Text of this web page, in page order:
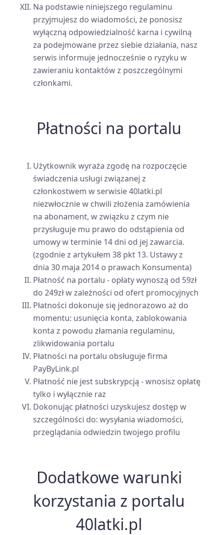
Na podstawie niniejszego regulaminu
przyjmujesz do wiadomości, że ponosisz
wyłączną odpowiedzialność karna i cywilną
za podejmowane przez siebie działania, nasz
serwis informuje jednocześnie o ryzyku w
zawieraniu kontaktów z poszczególnymi
członkami.
Płatności na portalu
Użytkownik wyraża zgodę na rozpoczęcie
świadczenia usługi związanej z
członkostwem w serwisie 40latki.pl
niezwłocznie w chwili złożenia zamówienia
na abonament, w związku z czym nie
przysługuje mu prawo do odstąpienia od
umowy w terminie 14 dni od jej zawarcia.
(zgodnie z artykułem 38 pkt 13. Ustawy z
dnia 30 maja 2014 o prawach Konsumenta)
Płatność na portalu - opłaty wynoszą od 59zł
do 249zł w zależności od ofert promocyjnych
Płatności dokonuje się jednorazowo aż do
momentu: usunięcia konta, zablokowania
konta z powodu złamania regulaminu,
zlikwidowania portalu
Płatności na portalu obsługuje firma
PayByLink.pl
Płatność nie jest subskrypcją - wnosisz opłatę
tylko i wyłącznie raz
Dokonując płatności uzyskujesz dostęp w
szczególności do: wysyłania wiadomości,
przeglądania odwiedzin twojego profilu
Dodatkowe warunki
korzystania z portalu
40latki.pl